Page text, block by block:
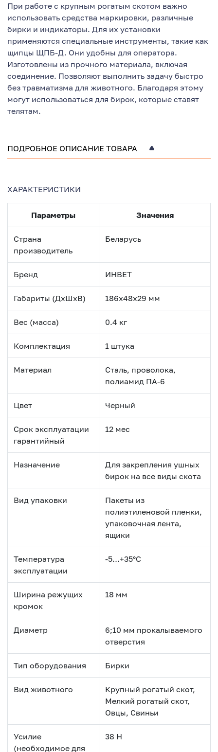
При работе с крупным рогатым скотом важно
использовать средства маркировки, различные
бирки и индикаторы. Для их установки
применяются специальные инструменты, такие как
щипцы ЩПБ-Д. Они удобны для оператора.
Изготовлены из прочного материала, включая
соединение. Позволяют выполнить задачу быстро
без травматизма для животного. Благодаря этому
могут использоваться для бирок, которые ставят
телятам.
ПОДРОБНОЕ ОПИСАНИЕ ТОВАРА
ХАРАКТЕРИСТИКИ
Параметры Значения
Страна
производитель
Беларусь
Бренд ИНВЕТ
Габариты (ДхШхВ) 186х48х29 мм
Вес (масса) 0.4 кг
Комплектация 1 штука
Материал
Сталь, проволока,
полиамид ПА-6
Цвет Черный
Срок эксплуатации
гарантийный
12 мес
Назначение
Для закрепления ушных
бирок на все виды скота
Вид упаковки
Пакеты из
полиэтиленовой пленки,
упаковочная лента,
ящики
Температура
эксплуатации
-5…+35°С
Ширина режущих
кромок
18 мм
Диаметр
6;10 мм прокалываемого
отверстия
Тип оборудования Бирки
Вид животного
Крупный рогатый скот,
Мелкий рогатый скот,
Овцы, Свиньи
Усилие
(необходимое для
38 Н